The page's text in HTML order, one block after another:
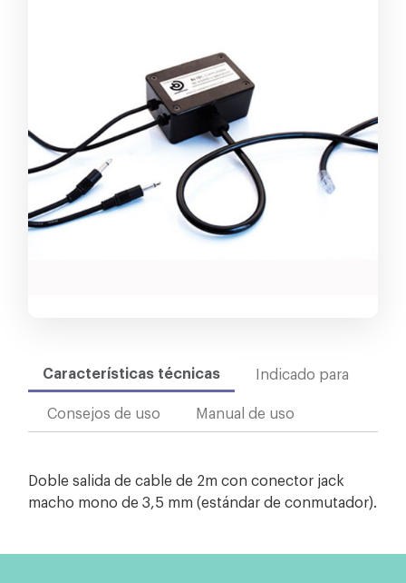
Características técnicas
Indicado para
Consejos de uso
Manual de uso
Doble salida de cable de 2m con conector jack
macho mono de 3,5 mm (estándar de conmutador).